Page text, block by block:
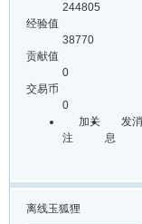
244805
经验值
38770
贡献值
0
交易币
0
加关
注
发消
息
离线玉狐狸